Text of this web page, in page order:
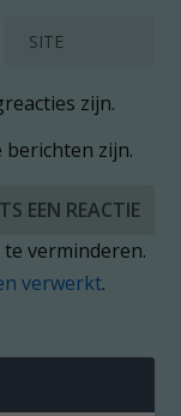
zijn.
berichten zijn.
verminderen.
verwerkt.